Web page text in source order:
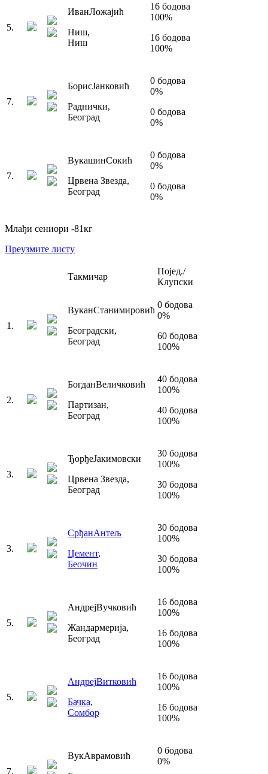
5.
ИванЛожајић
Ниш,
Ниш
16 бодова
100%
16 бодова
100%
7.
БорисЈанковић
Раднички,
Београд
0 бодова
0%
0 бодова
0%
7.
ВукашинСокић
Црвена Звезда,
Београд
0 бодова
0%
0 бодова
0%
Млађи сениори -81кг
Преузмите листу
Такмичар
Појед./
Клупски
1 .
ВуканСтанимировић
Београдски,
Београд
0 бодова
0%
60 бодова
100%
2.
БогданВеличковић
Партизан,
Београд
40 бодова
100%
40 бодова
100%
3.
ЂорђеЈакимовски
Црвена Звезда,
Београд
30 бодова
100%
30 бодова
100%
3.
СрђанАнтељ
Цемент,
Беочин
30 бодова
100%
30 бодова
100%
5.
АндрејВучковић
Жандармерија,
Београд
16 бодова
100%
16 бодова
100%
5.
АндрејВитковић
Бачка,
Сомбор
16 бодова
100%
16 бодова
100%
7.
ВукАврамовић
0 бодова
0%